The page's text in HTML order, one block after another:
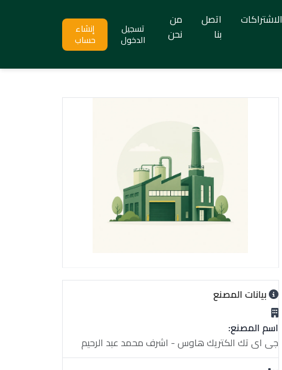
الاشتراكات
اتصل
بنا
من
نحن
تسجيل
الدخول
إنشاء
حساب
بيانات المصنع
اسم المصنع:
جى اى تك الكتريك هاوس - اشرف محمد عبد الرحيم